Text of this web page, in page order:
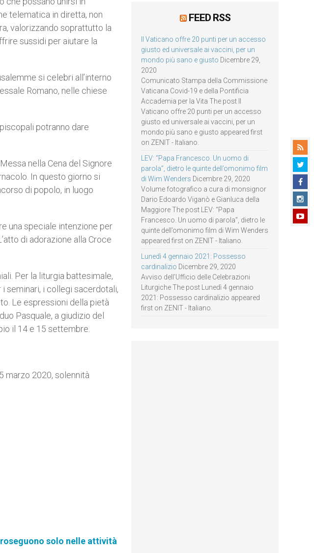
telematica in diretta, non
valorizzando soprattutto la
sussidi per aiutare la
si celebri all’interno
Romano, nelle chiese
potranno dare
nella Cena del Signore
In questo giorno si
di popolo, in luogo
una speciale intenzione per
di adorazione alla Croce
Per la liturgia battesimale,
i seminari, i collegi sacerdotali,
Le espressioni della pietà
Pasquale, a giudizio del
il 14 e 15 settembre.
marzo 2020, solennità
solo nelle attività
FEED RSS
Il Vaticano offre 20 punti per un accesso
giusto ed universale ai vaccini, per un
mondo più sano e giusto Dicembre 29,
2020
Comunicato Stampa della Commissione
Vaticana Covid-19 e della Pontificia
Accademia per la Vita The post Il
Vaticano offre 20 punti per un accesso
giusto ed universale ai vaccini, per un
mondo più sano e giusto appeared first
on ZENIT - Italiano.
LEV: “Papa Francesco. Un uomo di
parola”, dietro le quinte dell’omonimo film
di Wim Wenders Dicembre 29, 2020
Volume fotografico a cura di monsignor
Dario Edoardo Viganò e Gianluca della
Maggiore The post LEV: “Papa
Francesco. Un uomo di parola”, dietro le
quinte dell’omonimo film di Wim Wenders
appeared first on ZENIT - Italiano.
Lunedì 4 gennaio 2021: Possesso
cardinalizio Dicembre 29, 2020
Avviso dell’Ufficio delle Celebrazioni
Liturgiche The post Lunedì 4 gennaio
2021: Possesso cardinalizio appeared
first on ZENIT - Italiano.